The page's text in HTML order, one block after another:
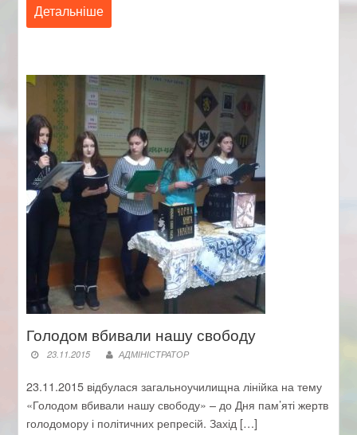
Детальніше
Голодом вбивали нашу свободу
23.11.2015 АДМІНІСТРАТОР
23.11.2015 відбулася загальноучилищна лінійка на тему
«Голодом вбивали нашу свободу» – до Дня пам’яті жертв
голодомору і політичних репресій. Захід […]